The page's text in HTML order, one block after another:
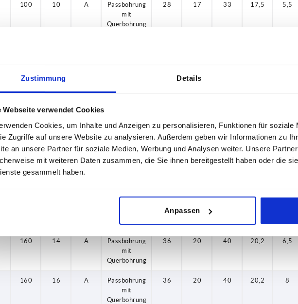
Zustimmung Details
Webseite verwendet Cookies
Cookies, um Inhalte und Anzeigen zu personalisieren, Funktionen für soziale
Zugriffe auf unsere Website zu analysieren. Außerdem geben wir Informationen zu
an unsere Partner für soziale Medien, Werbung und Analysen weiter. Unsere
mit weiteren Daten zusammen, die Sie ihnen bereitgestellt haben oder die
gesammelt haben.
Anpassen
100 10 A
Passbohrung
mit
Querbohrung
28 17 33 17,5 5,5
Querbohrung
125 12
mit
18
125 14 A
Passbohrung
Querbohrung
31 18 36 18,3 6,5
140 14 A
Passbohrung
36 19 39 19,3 6,5
160 14 A
Passbohrung
mit
Querbohrung
36 20 40 20,2 6,5
160 16 A
Passbohrung
mit
Querbohrung
36 20 40 20,2 8